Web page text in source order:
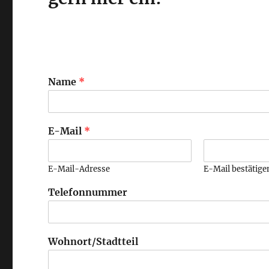
Name *
E-Mail *
E-Mail-Adresse E-Mail
Telefonnummer
Wohnort/Stadtteil